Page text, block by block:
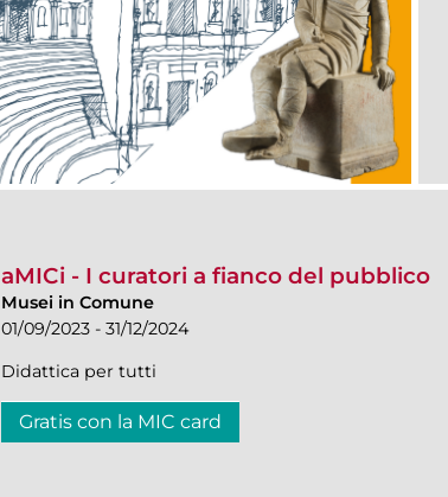
aMICi - I curatori a fianco del pubblico
Musei in Comune
01/09/2023 - 31/12/2024
Didattica per tutti
Gratis con la MIC card